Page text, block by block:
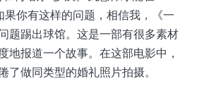
果你有这样的问题，相信我，《一
题踢出球馆。这是一部有很多素材
地报道一个故事。在这部电影中，
了做同类型的婚礼照片拍摄。